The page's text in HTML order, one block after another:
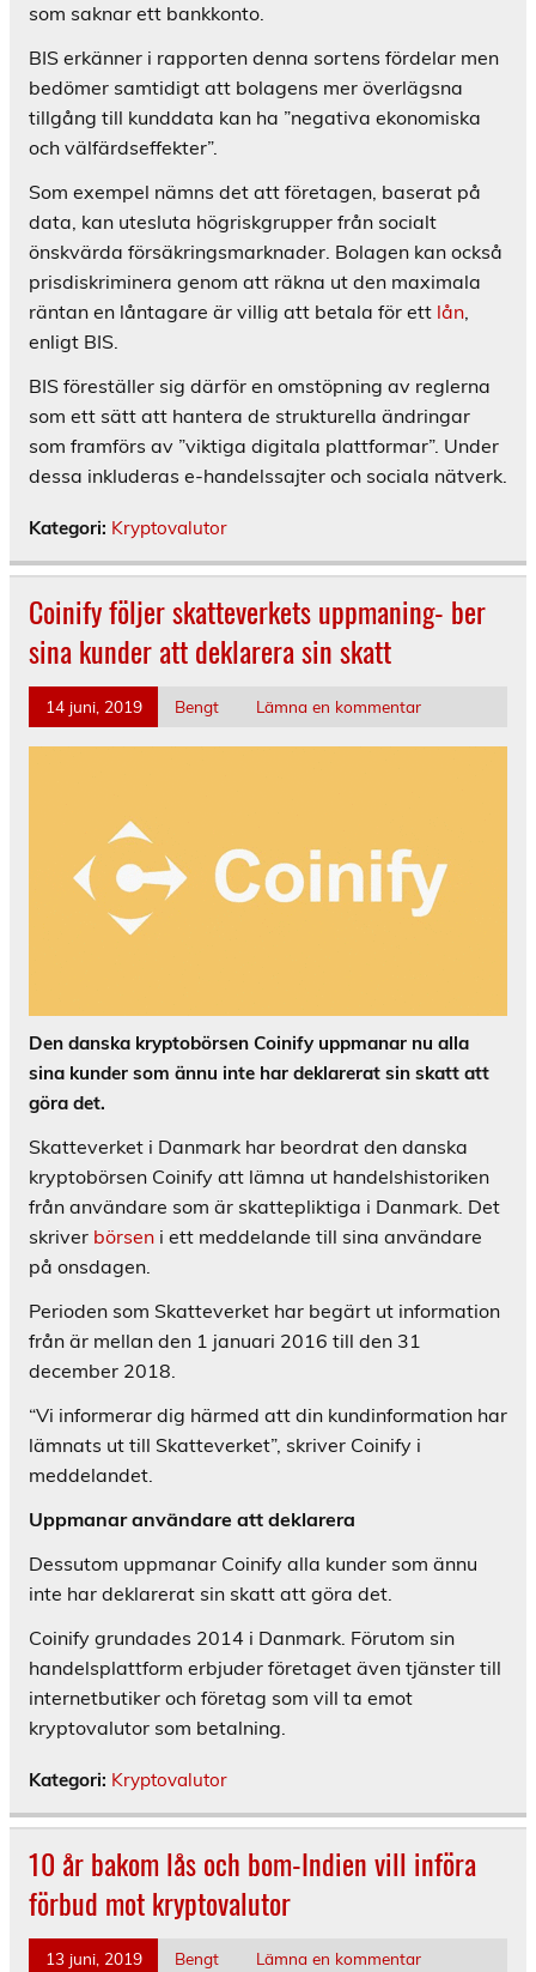
som saknar ett bankkonto.
BIS erkänner i rapporten denna sortens fördelar men
bedömer samtidigt att bolagens mer överlägsna
tillgång till kunddata kan ha ”negativa ekonomiska
och välfärdseffekter”.
Som exempel nämns det att företagen, baserat på
data, kan utesluta högriskgrupper från socialt
önskvärda försäkringsmarknader. Bolagen kan också
prisdiskriminera genom att räkna ut den maximala
räntan en låntagare är villig att betala för ett lån
enligt BIS.
BIS föreställer sig därför en omstöpning av reglerna
som ett sätt att hantera de strukturella ändringar
som framförs av ”viktiga digitala plattformar”. Under
dessa inkluderas e-handelssajter och sociala nätverk.
Kategori: Kryptovalutor
Coinify följer skatteverkets uppmaning- ber
sina kunder att deklarera sin skatt
14 juni, 2019 Bengt Lämna en kommentar
Den danska kryptobörsen Coinify uppmanar nu alla
sina kunder som ännu inte har deklarerat sin skatt att
göra det.
Skatteverket i Danmark har beordrat den danska
kryptobörsen Coinify att lämna ut handelshistoriken
från användare som är skattepliktiga i Danmark. Det
skriver börsen i ett meddelande till sina användare
på onsdagen.
Perioden som Skatteverket har begärt ut information
från är mellan den 1 januari 2016 till den 31
december 2018.
“Vi informerar dig härmed att din kundinformation har
lämnats ut till Skatteverket”, skriver Coinify i
meddelandet.
Uppmanar användare att deklarera
Dessutom uppmanar Coinify alla kunder som ännu
inte har deklarerat sin skatt att göra det.
Coinify grundades 2014 i Danmark. Förutom sin
handelsplattform erbjuder företaget även tjänster till
internetbutiker och företag som vill ta emot
kryptovalutor som betalning.
Kategori: Kryptovalutor
10 år bakom lås och bom-Indien vill införa
förbud mot kryptovalutor
13 juni, 2019 Bengt Lämna en kommentar